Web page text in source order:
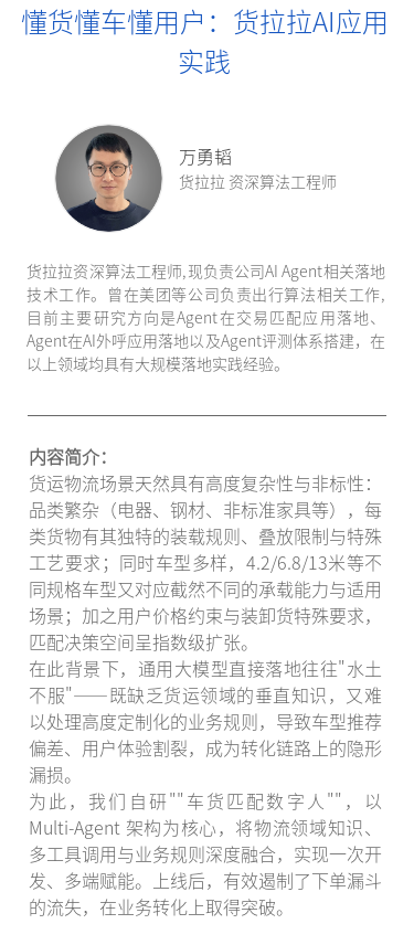
内容简介：
货运物流场景天然具有高度复杂性与非标性：
品类繁杂（电器、钢材、非标准家具等），每
类货物有其独特的装载规则、叠放限制与特殊
工艺要求；同时车型多样，4.2/6.8/13米等不
同规格车型又对应截然不同的承载能力与适用
场景；加之用户价格约束与装卸货特殊要求，
匹配决策空间呈指数级扩张。
在此背景下，通用大模型直接落地往往"水土
不服"——既缺乏货运领域的垂直知识，又难
以处理高度定制化的业务规则，导致车型推荐
偏差、用户体验割裂，成为转化链路上的隐形
漏损。
为此，我们自研""车货匹配数字人""，以
Multi-Agent 架构为核心，将物流领域知识、
多工具调用与业务规则深度融合，实现一次开
发、多端赋能。上线后，有效遏制了下单漏斗
的流失，在业务转化上取得突破。
万勇韬
货拉拉 资深算法工程师
货拉拉资深算法工程师,现负责公司AI Agent相关落地
技术工作。曾在美团等公司负责出行算法相关工作,
目前主要研究方向是Agent在交易匹配应用落地、
Agent在AI外呼应用落地以及Agent评测体系搭建，在
以上领域均具有大规模落地实践经验。
懂货懂车懂用户：货拉拉AI应用
实践